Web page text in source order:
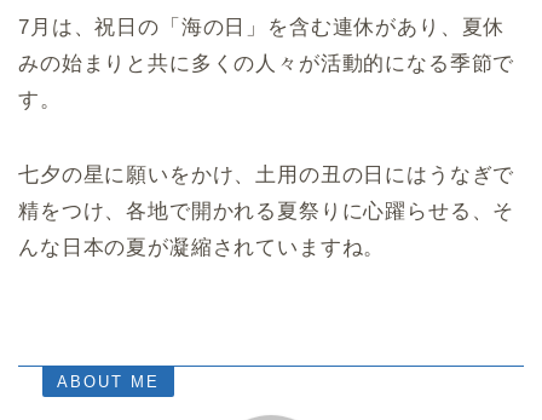
7月は、祝日の「海の日」を含む連休があり、夏休
みの始まりと共に多くの人々が活動的になる季節で
す。
七夕の星に願いをかけ、土用の丑の日にはうなぎで
精をつけ、各地で開かれる夏祭りに心躍らせる、そ
んな日本の夏が凝縮されていますね。
ABOUT ME